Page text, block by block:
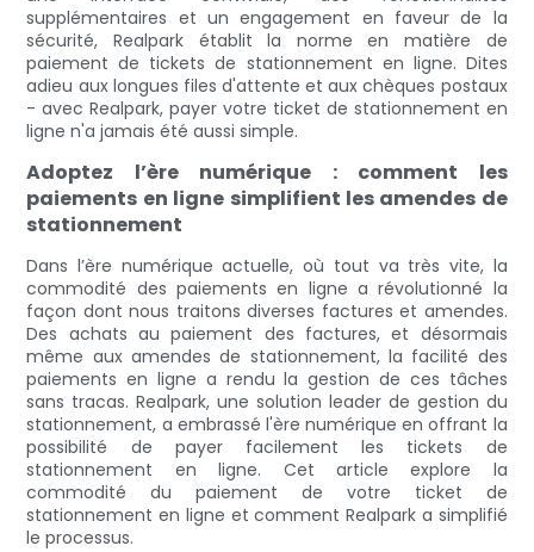
supplémentaires et un engagement en faveur de la
sécurité, Realpark établit la norme en matière de
paiement de tickets de stationnement en ligne. Dites
adieu aux longues files d'attente et aux chèques postaux
- avec Realpark, payer votre ticket de stationnement en
ligne n'a jamais été aussi simple.
Adoptez l’ère numérique : comment les
paiements en ligne simplifient les amendes de
stationnement
Dans l’ère numérique actuelle, où tout va très vite, la
commodité des paiements en ligne a révolutionné la
façon dont nous traitons diverses factures et amendes.
Des achats au paiement des factures, et désormais
même aux amendes de stationnement, la facilité des
paiements en ligne a rendu la gestion de ces tâches
sans tracas. Realpark, une solution leader de gestion du
stationnement, a embrassé l'ère numérique en offrant la
possibilité de payer facilement les tickets de
stationnement en ligne. Cet article explore la
commodité du paiement de votre ticket de
stationnement en ligne et comment Realpark a simplifié
le processus.